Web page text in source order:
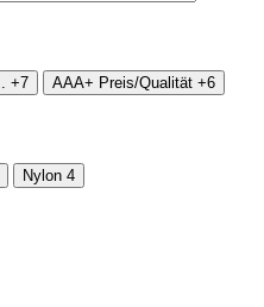
+7 AAA+ Preis/Qualität +6
Nylon 4